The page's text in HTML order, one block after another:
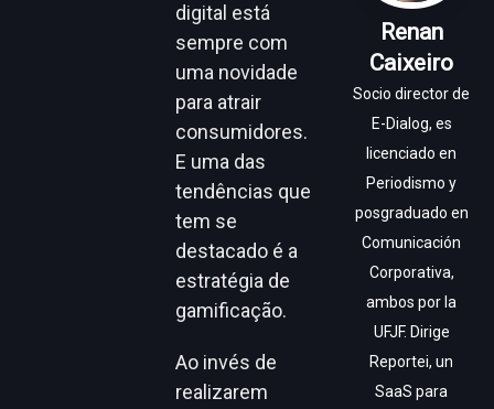
digital está
sempre com
uma novidade
para atrair
consumidores.
E uma das
tendências que
tem se
destacado é a
estratégia de
gamificação.
Ao invés de
realizarem
Renan
Caixeiro
Socio director de
E-Dialog, es
licenciado en
Periodismo y
posgraduado en
Comunicación
Corporativa,
ambos por la
UFJF. Dirige
Reportei, un
SaaS para